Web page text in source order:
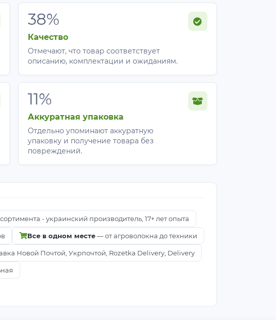
38%
Качество
Отмечают, что товар соответствует
описанию, комплектации и ожиданиям.
11%
Аккуратная упаковка
Отдельно упоминают аккуратную
упаковку и получение товара без
повреждений.
- украинский производитель, 17+ лет опыта
Все в одном месте— от агроволокна до техники
Новой Почтой, Укрпочтой, Rozetka Delivery, Delivery